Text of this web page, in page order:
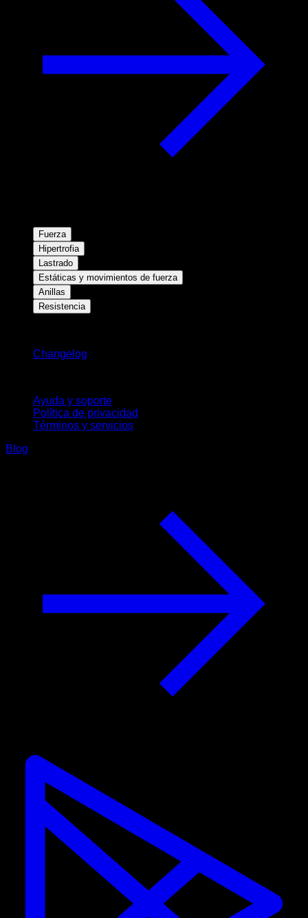
Fuerza
Hipertrofia
Lastrado
Estáticas y movimientos de fuerza
Anillas
Resistencia
Changelog
Ayuda y soporte
Política de privacidad
Términos y servicios
Blog